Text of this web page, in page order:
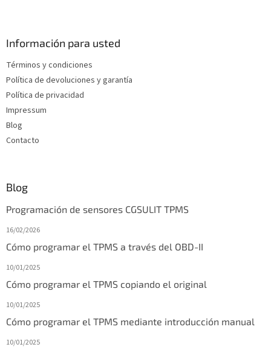
n
Información para usted
Términos y condiciones
Política de devoluciones y garantía
Política de privacidad
Impressum
Blog
Contacto
Blog
Programación de sensores CGSULIT TPMS
16/02/2026
Cómo programar el TPMS a través del OBD-II
10/01/2025
Cómo programar el TPMS copiando el original
10/01/2025
Cómo programar el TPMS mediante introducción manual
10/01/2025